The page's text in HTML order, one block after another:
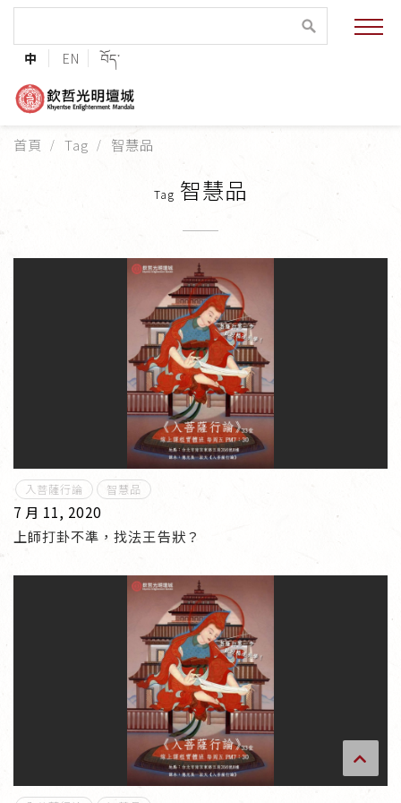
中 EN བོད་
緣起與願景
法王與上師的祝福
第三世巴麥欽哲仁波切
專書與譯著
*巴麥寺與麥青寺的聯合聲明
尊貴上師珍寶開示
巴麥欽哲珍寶開示
首頁 Tag 智慧品
Tag 智慧品
入菩薩行論 智慧品
7 月 11, 2020
上師打卦不準，找法王告狀？